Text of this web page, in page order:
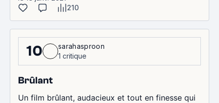
210
10
sarahasproon
1 critique
Brûlant
Un film brûlant, audacieux et tout en finesse qui